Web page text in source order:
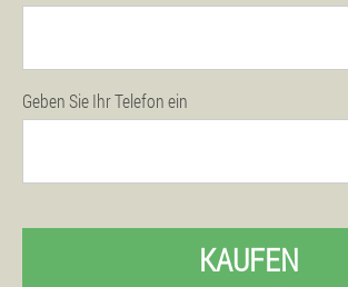
Geben Sie Ihr Telefon ein
KAUFEN